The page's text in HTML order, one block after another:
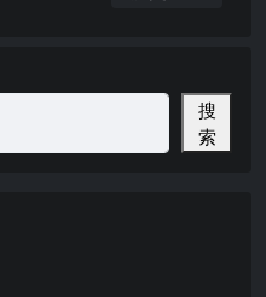
搜
索